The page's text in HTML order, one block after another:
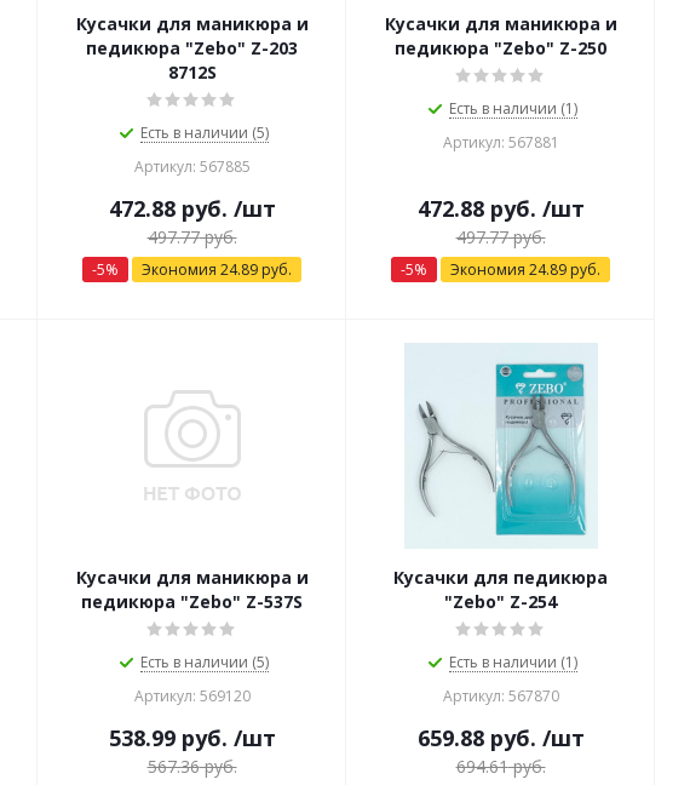
Кусачки для маникюра и
педикюра "Zebo" Z-203
8712S
Есть в наличии (5)
Артикул: 567885
472.88руб. /шт
497.77руб.
-5% Экономия 24.89 руб.
Кусачки для маникюра и
педикюра "Zebo" Z-250
Есть в наличии (1)
Артикул: 567881
472.88руб. /шт
497.77руб.
-5% Экономия 24.89 руб.
Кусачки для маникюра и
педикюра "Zebo" Z-537S
Есть в наличии (5)
Артикул: 569120
538.99руб. /шт
567.36руб.
Кусачки для педикюра
"Zebo" Z-254
Есть в наличии (1)
Артикул: 567870
659.88руб. /шт
694.61руб.